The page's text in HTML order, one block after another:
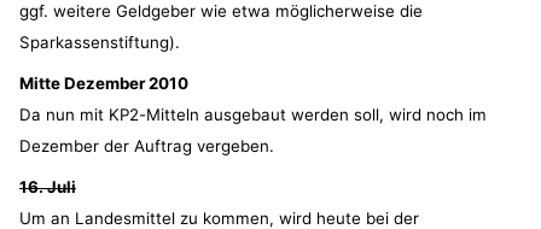
ggf. weitere Geldgeber wie etwa möglicherweise die
Sparkassenstiftung).
Mitte Dezember 2010
Da nun mit KP2-Mitteln ausgebaut werden soll, wird noch im
Dezember der Auftrag vergeben.
16. Juli
Um an Landesmittel zu kommen, wird heute bei der